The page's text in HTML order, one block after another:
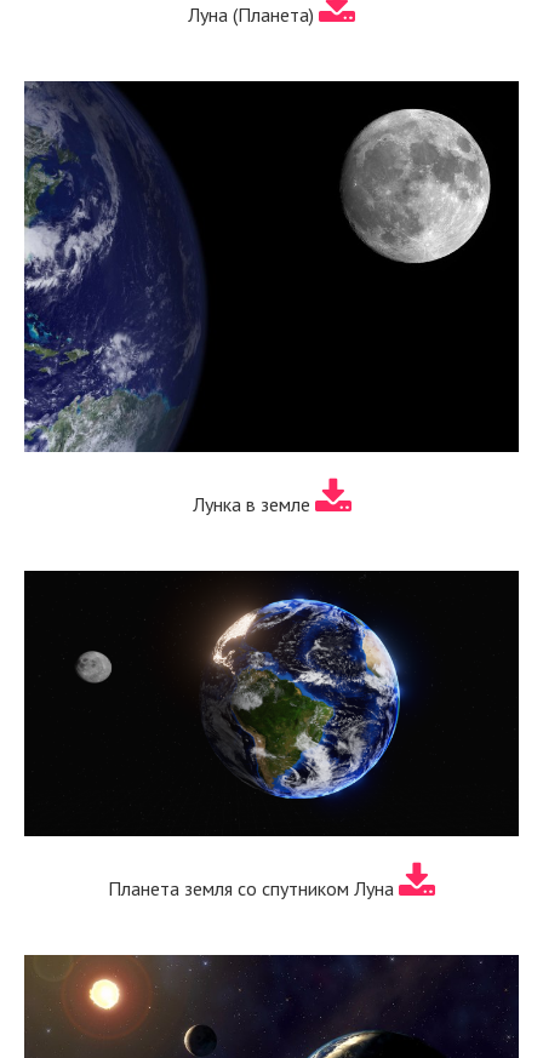
Луна (Планета)
Лунка в земле
Планета земля со спутником Луна